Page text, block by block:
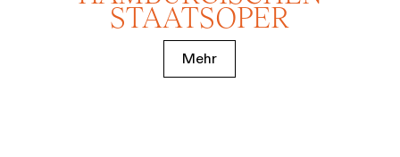
STAATSOPER
Mehr